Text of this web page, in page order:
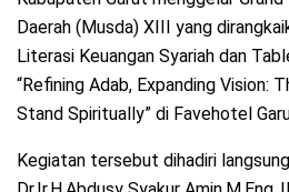
Daerah (Musda) XIII yang
Literasi Keuangan Syariah dan
“Refining Adab, Expanding Vision:
Stand Spiritually” di Favehotel
Kegiatan tersebut dihadiri